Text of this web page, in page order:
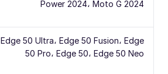
Power 2024، Moto G 2024
Edge 50 Ultra، Edge 50 Fusion، Edge
50 Pro، Edge 50، Edge 50 Neo